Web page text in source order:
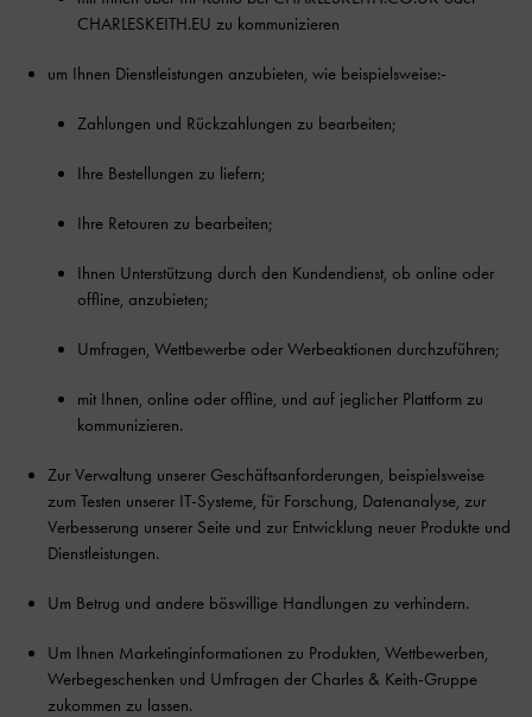
CHARLESKEITH.EU zu kommunizieren
um Ihnen Dienstleistungen anzubieten, wie beispielsweise:-
Zahlungen und Rückzahlungen zu bearbeiten;
Ihre Bestellungen zu liefern;
Ihre Retouren zu bearbeiten;
Ihnen Unterstützung durch den Kundendienst, ob online oder
offline, anzubieten;
Umfragen, Wettbewerbe oder Werbeaktionen durchzuführen;
mit Ihnen, online oder offline, und auf jeglicher Plattform zu
kommunizieren.
Zur Verwaltung unserer Geschäftsanforderungen, beispielsweise
zum Testen unserer IT-Systeme, für Forschung, Datenanalyse, zur
Verbesserung unserer Seite und zur Entwicklung neuer Produkte und
Dienstleistungen.
Um Betrug und andere böswillige Handlungen zu verhindern.
Um Ihnen Marketinginformationen zu Produkten, Wettbewerben,
Werbegeschenken und Umfragen der Charles & Keith-Gruppe
zukommen zu lassen.